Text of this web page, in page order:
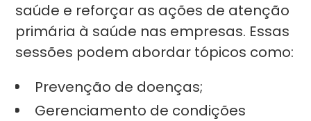
saúde e reforçar as ações de atenção
primária à saúde nas empresas. Essas
sessões podem abordar tópicos como:
Prevenção de doenças;
Gerenciamento de condições